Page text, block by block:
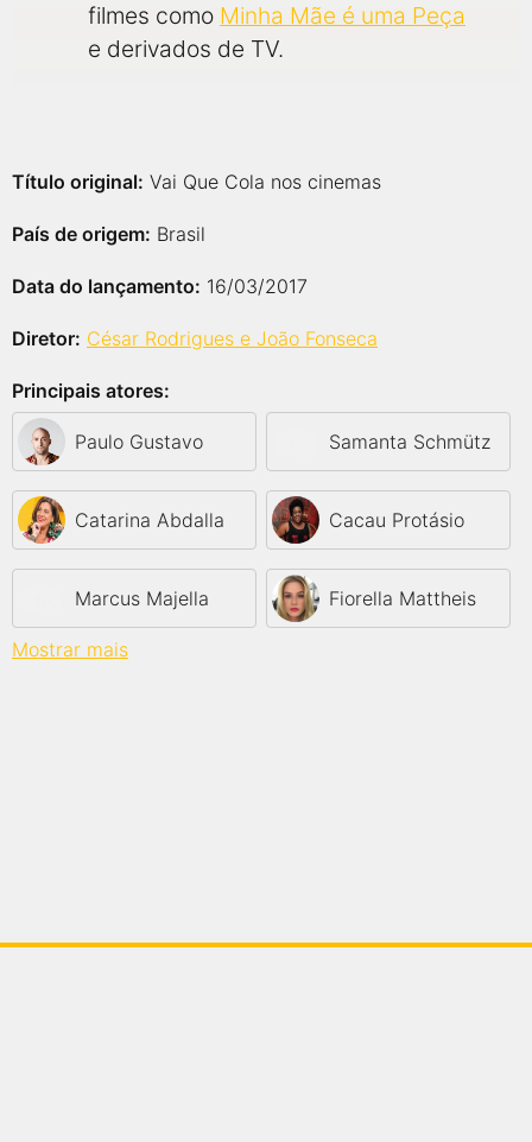
filmes como Minha Mãe é uma Peça
e derivados de TV.
Título original: Vai Que Cola nos cinemas
País de origem: Brasil
Data do lançamento: 16/03/2017
Diretor: César Rodrigues e João Fonseca
Principais atores:
Paulo Gustavo Samanta Schmütz
Catarina Abdalla Cacau Protásio
Marcus Majella Fiorella Mattheis
Mostrar mais